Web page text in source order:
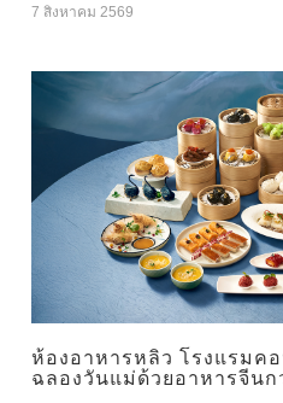
7 สิงหาคม 2569
ห้องอาหารหลิว โรงแรมค
ฉลองวันแม่ด้วยอาหารจีนก